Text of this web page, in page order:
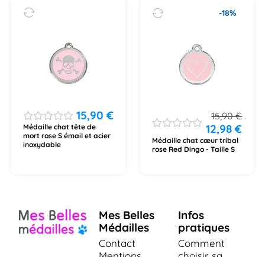
15,90 €
Médaille chat tête de
mort rose S émail et acier
inoxydable
-18%
15,90€
12,98€
Médaille chat cœur tribal
rose Red Dingo - Taille S
Mes Belles
Médailles
Contact
Infos
pratiques
Comment